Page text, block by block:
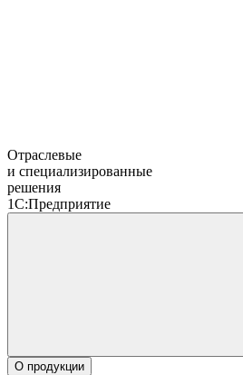
Отраслевые
и специализированные
решения
1С:Предприятие
О продукции